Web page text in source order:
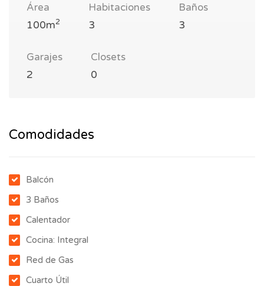
Área
100m2
Habitaciones
3
Baños
3
Garajes
2
Closets
0
Comodidades
Balcón
3 Baños
Calentador
Cocina: Integral
Red de Gas
Cuarto Útil